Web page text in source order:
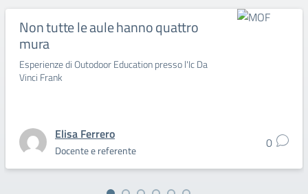
Non tutte le aule hanno quattro
mura
Esperienze di Outodoor Education presso l'Ic Da
Vinci Frank
Elisa Ferrero
Docente e referente 0